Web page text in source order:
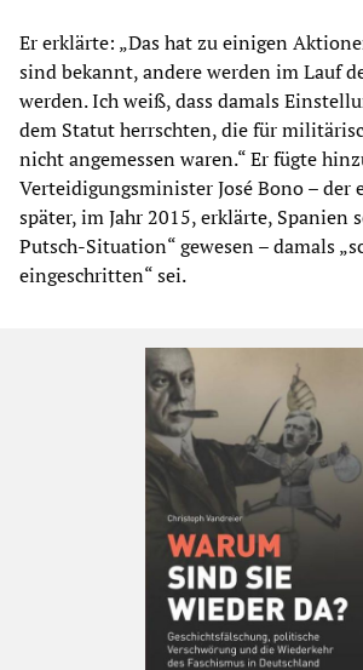
Er erklärte: „Das hat zu einigen
sind bekannt, andere werden im Lauf
werden. Ich weiß, dass damals
dem Statut herrschten, die für
nicht angemessen waren.“ Er fügte
Verteidigungsminister José Bono – der
später, im Jahr 2015, erklärte, Spanien
Putsch-Situation“ gewesen – damals
eingeschritten“ sei.